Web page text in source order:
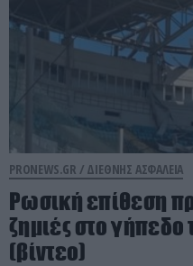
PRONEWS.GR / ΔΙΕΘΝΗΣ ΑΣΦΑΛΕΙΑ
Ρωσική επίθεση
ζημιές στο γήπεδο
(βίντεο)